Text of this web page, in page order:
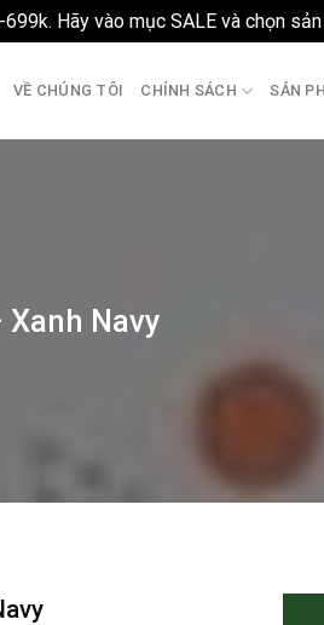
Hãy vào mục SALE và chọn sản
VỀ CHÚNG TÔI CHÍNH SÁCH SẢN
Navy